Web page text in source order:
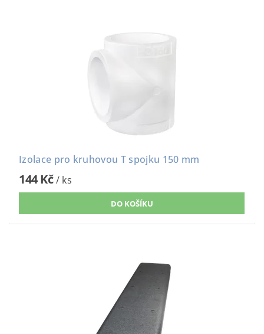
Izolace pro kruhovou T spojku 150 mm
144 Kč/ ks